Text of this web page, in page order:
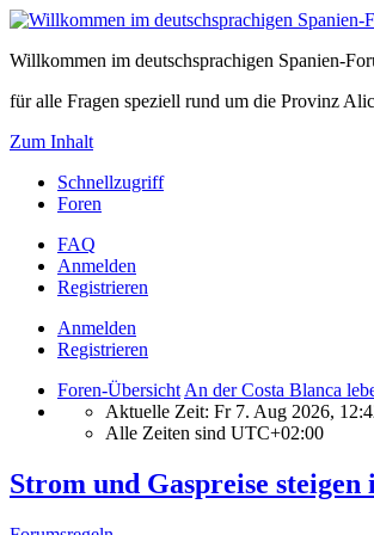
Willkommen im deutschsprachigen Spanien-
für alle Fragen speziell rund um die Provinz
Zum Inhalt
Schnellzugriff
Foren
FAQ
Anmelden
Registrieren
Anmelden
Registrieren
Foren-Übersicht An der Costa Blanca
Aktuelle Zeit: Fr 7. Aug 2026,
Alle Zeiten sind UTC+02:00
Strom und Gaspreise